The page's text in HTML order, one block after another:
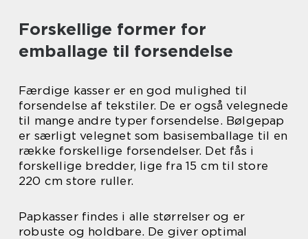
Forskellige former for
emballage til forsendelse
Færdige kasser er en god mulighed til
forsendelse af tekstiler. De er også velegnede
til mange andre typer forsendelse. Bølgepap
er særligt velegnet som basisemballage til en
række forskellige forsendelser. Det fås i
forskellige bredder, lige fra 15 cm til store
220 cm store ruller.
Papkasser findes i alle størrelser og er
robuste og holdbare. De giver optimal